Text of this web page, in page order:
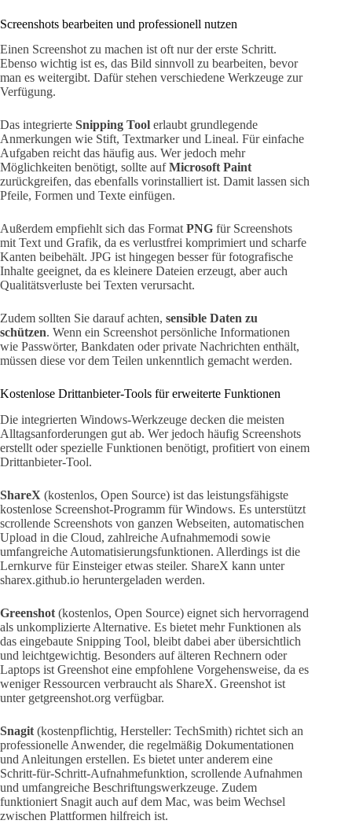
Screenshots bearbeiten und professionell nutzen
Einen Screenshot zu machen ist oft nur der erste Schritt.
Ebenso wichtig ist es, das Bild sinnvoll zu bearbeiten, bevor
man es weitergibt. Dafür stehen verschiedene Werkzeuge zur
Verfügung.
Das integrierte Snipping Tool erlaubt grundlegende
Anmerkungen wie Stift, Textmarker und Lineal. Für einfache
Aufgaben reicht das häufig aus. Wer jedoch mehr
Möglichkeiten benötigt, sollte aufMicrosoft Paint
zurückgreifen, das ebenfalls vorinstalliert ist. Damit lassen sich
Pfeile, Formen und Texte einfügen.
Außerdem empfiehlt sich das Format PNG für Screenshots
mit Text und Grafik, da es verlustfrei komprimiert und scharfe
Kanten beibehält. JPG ist hingegen besser für fotografische
Inhalte geeignet, da es kleinere Dateien erzeugt, aber auch
Qualitätsverluste bei Texten verursacht.
Zudem sollten Sie darauf achten, sensible Daten zu
schützen. Wenn ein Screenshot persönliche Informationen
wie Passwörter, Bankdaten oder private Nachrichten enthält,
müssen diese vor dem Teilen unkenntlich gemacht werden.
Kostenlose Drittanbieter-Tools für erweiterte Funktionen
Die integrierten Windows-Werkzeuge decken die meisten
Alltagsanforderungen gut ab. Wer jedoch häufig Screenshots
erstellt oder spezielle Funktionen benötigt, profitiert von einem
Drittanbieter-Tool.
ShareX (kostenlos, Open Source) ist das leistungsfähigste
kostenlose Screenshot-Programm für Windows. Es unterstützt
scrollende Screenshots von ganzen Webseiten, automatischen
Upload in die Cloud, zahlreiche Aufnahmemodi sowie
umfangreiche Automatisierungsfunktionen. Allerdings ist die
Lernkurve für Einsteiger etwas steiler. ShareX kann unter
sharex.github.io heruntergeladen werden.
Greenshot (kostenlos, Open Source) eignet sich hervorragend
als unkomplizierte Alternative. Es bietet mehr Funktionen als
das eingebaute Snipping Tool, bleibt dabei aber übersichtlich
und leichtgewichtig. Besonders auf älteren Rechnern oder
Laptops ist Greenshot eine empfohlene Vorgehensweise, da es
weniger Ressourcen verbraucht als ShareX. Greenshot ist
unter getgreenshot.org verfügbar.
Snagit (kostenpflichtig, Hersteller: TechSmith) richtet sich an
professionelle Anwender, die regelmäßig Dokumentationen
und Anleitungen erstellen. Es bietet unter anderem eine
Schritt-für-Schritt-Aufnahmefunktion, scrollende Aufnahmen
und umfangreiche Beschriftungswerkzeuge. Zudem
funktioniert Snagit auch auf dem Mac, was beim Wechsel
zwischen Plattformen hilfreich ist.